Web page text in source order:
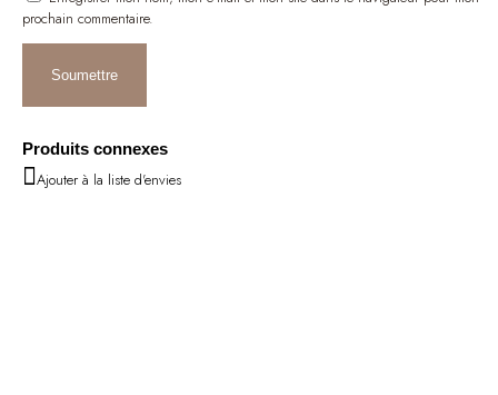
prochain commentaire.
Produits connexes
Ajouter à la liste d'envies